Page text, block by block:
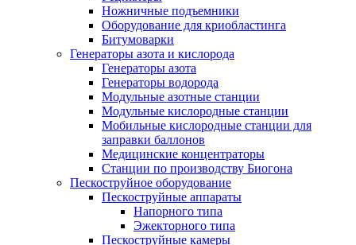
Ножничные подъемники
Оборудование для криобластинга
Битумоварки
Генераторы азота и кислорода
Генераторы азота
Генераторы водорода
Модульные азотные станции
Модульные кислородные станции
Мобильные кислородные станции для
заправки баллонов
Медицинские концентраторы
Станции по производству Биогона
Пескоструйное оборудование
Пескоструйные аппараты
Напорного типа
Эжекторного типа
Пескоструйные камеры